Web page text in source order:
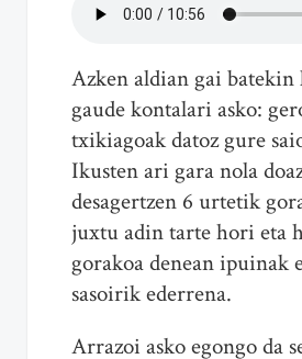
Azken aldian gai batekin
gaude kontalari asko:
txikiagoak datoz gure
Ikusten ari gara nola
desagertzen 6 urtetik
juxtu adin tarte hori eta
gorakoa denean ipuinak
sasoirik ederrena.
Arrazoi asko egongo da